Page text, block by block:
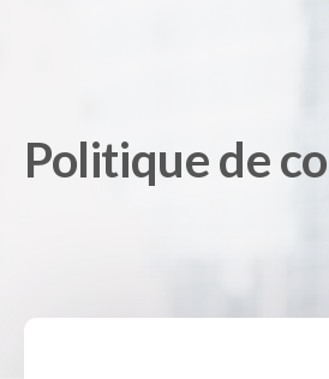
Politique de